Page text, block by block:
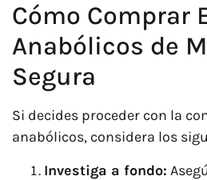
Cómo Comprar
Anabólicos de
Segura
Si decides proceder con la
anabólicos, considera los
Investiga a fondo: